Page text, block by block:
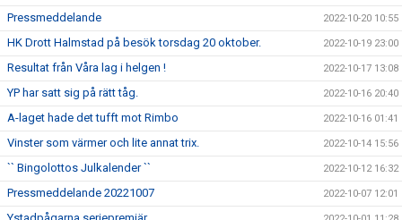
Pressmeddelande 2022-10-20 10:55
HK Drott Halmstad på besök torsdag 20 oktober. 2022-10-19 23:00
Resultat från Våra lag i helgen ! 2022-10-17 13:08
YP har satt sig på rätt tåg. 2022-10-16 20:40
A-laget hade det tufft mot Rimbo 2022-10-16 01:41
Vinster som värmer och lite annat trix. 2022-10-14 15:56
`` Bingolottos Julkalender `` 2022-10-12 16:32
Pressmeddelande 20221007 2022-10-07 12:01